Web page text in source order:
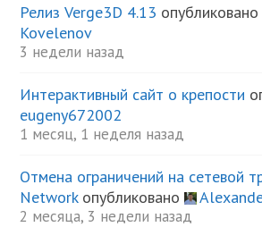
Релиз Verge3D 4.13
Kovelenov
3 недели назад
Интерактивный сайт о крепости
eugeny672002
1 месяц, 1 неделя назад
Отмена ограничений на сетевой
Networkопубликовано
2 месяца, 3 недели назад